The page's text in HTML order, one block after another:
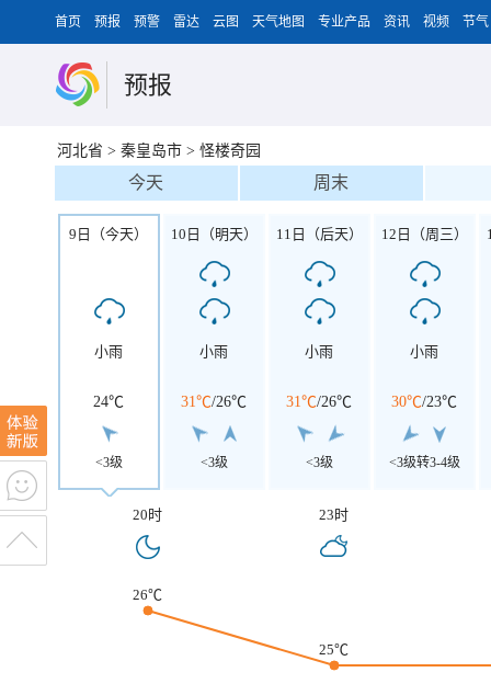
首页 预报 预警 雷达 云图 天气地图 专业产品 资讯 视频 节气
预报
河北省 > 秦皇岛市 > 怪楼奇园
今天 周末
9日（今天）
小雨
24℃
<3级
10日（明天）
小雨
31℃/26℃
<3级
11日（后天）
小雨
31℃/26℃
<3级
12日（周三）
小雨
30℃/23℃
<3级转3-4级
20时 23时
26℃
25℃